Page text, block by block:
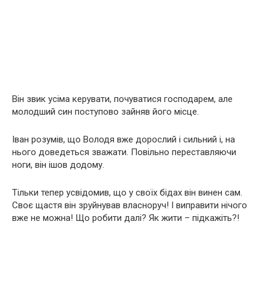
Він звик усіма керувати, почуватися господарем, але
молодший син поступово зайняв його місце.
Іван розумів, що Володя вже дорослий і сильний і, на
нього доведеться зважати. Повільно переставляючи
ноги, він ішов додому.
Тільки тепер усвідомив, що у своїх бідах він винен сам.
Своє щастя він зруйнував власноруч! І виправити нічого
вже не можна! Що робити далі? Як жити – підкажіть?!